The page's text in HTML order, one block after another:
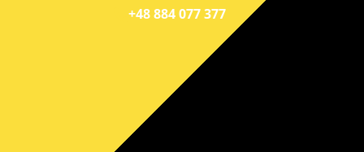
+48 884 077 377